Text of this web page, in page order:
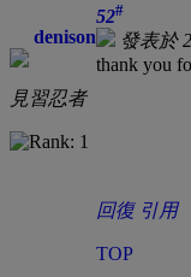
denison
見習忍者
52#
發表於
thank you
回復 引用
TOP